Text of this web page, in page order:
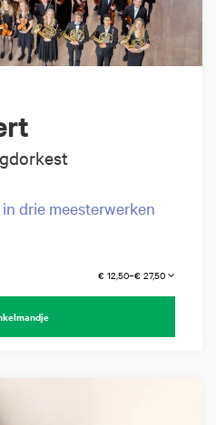
drie meesterwerken
€ 12,50–€ 27,50